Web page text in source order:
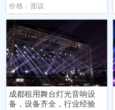
价格：面议
成都租用舞台灯光音响设
备，设备齐全，行业经验